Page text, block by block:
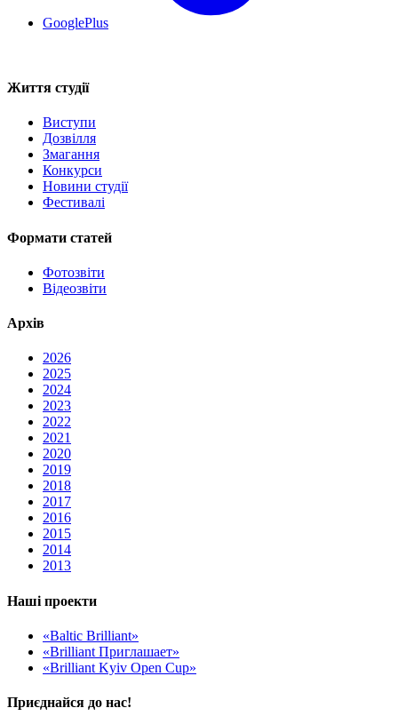
GooglePlus
Життя студії
Виступи
Дозвілля
Змагання
Конкурси
Новини студії
Фестивалі
Формати статей
Фотозвіти
Відеозвіти
Архів
2026
2025
2024
2023
2022
2021
2020
2019
2018
2017
2016
2015
2014
2013
Наші проекти
«Baltic Brilliant»
«Brilliant Приглашает»
«Brilliant Kyiv Open Cup»
Приєднайся до нас!